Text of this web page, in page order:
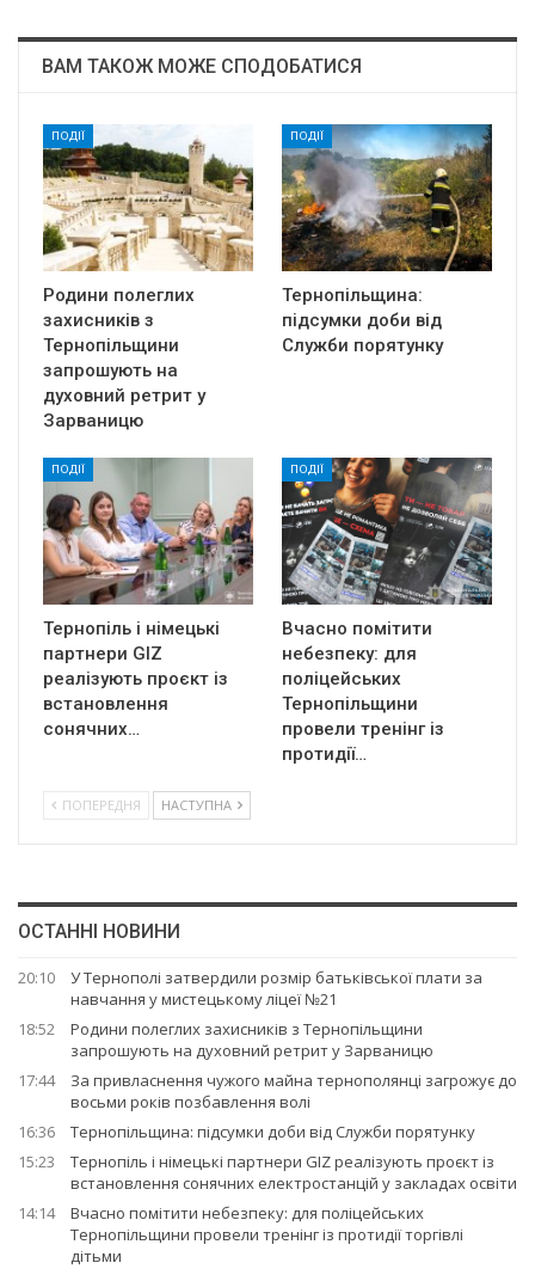
ВАМ ТАКОЖ МОЖЕ СПОДОБАТИСЯ
ПОДІЇ
Родини полеглих
захисників з
Тернопільщини
запрошують на
духовний ретрит у
Зарваницю
ПОДІЇ
Тернопільщина:
підсумки доби від
Служби порятунку
ПОДІЇ
Тернопіль і німецькі
партнери GIZ
реалізують проєкт із
встановлення
сонячних…
ПОДІЇ
Вчасно помітити
небезпеку: для
поліцейських
Тернопільщини
провели тренінг із
протидії…
ПОПЕРЕДНЯ НАСТУПНА
ОСТАННІ НОВИНИ
20:10
У Тернополі затвердили розмір батьківської плати за
навчання у мистецькому ліцеї №21
18:52
Родини полеглих захисників з Тернопільщини
запрошують на духовний ретрит у Зарваницю
17:44
За привласнення чужого майна тернополянці загрожує до
восьми років позбавлення волі
16:36
Тернопільщина: підсумки доби від Служби порятунку
15:23
Тернопіль і німецькі партнери GIZ реалізують проєкт із
встановлення сонячних електростанцій у закладах освіти
14:14
Вчасно помітити небезпеку: для поліцейських
Тернопільщини провели тренінг із протидії торгівлі
дітьми